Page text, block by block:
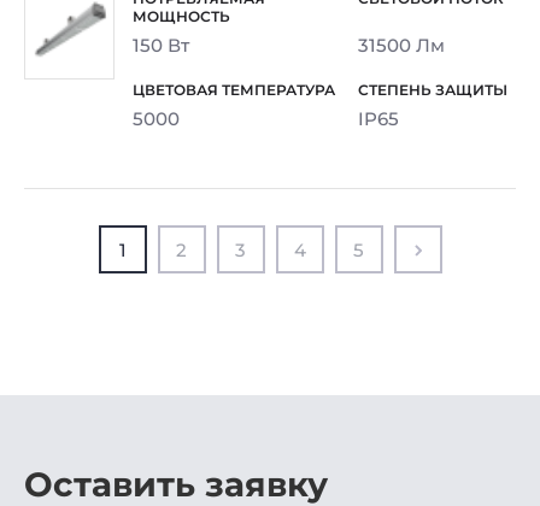
150 Вт 31500 Лм
5000 IP65
1 2 3 4 5
Оставить заявку